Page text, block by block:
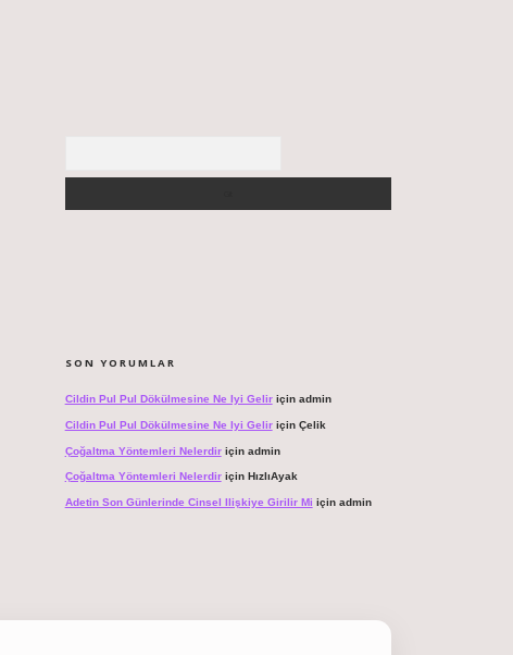
SON YORUMLAR
Cildin Pul Pul Dökülmesine Ne Iyi Geliriçin admin
Cildin Pul Pul Dökülmesine Ne Iyi Geliriçin Çelik
Çoğaltma Yöntemleri Nelerdiriçin admin
Çoğaltma Yöntemleri Nelerdiriçin HızlıAyak
Adetin Son Günlerinde Cinsel Ilişkiye Girilir Mi için admin